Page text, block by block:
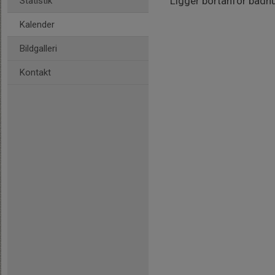
Kalender
Bildgalleri
Kontakt